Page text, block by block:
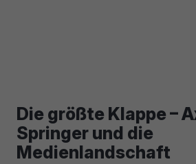
Die größte Klappe –
Springer und die
Medienlandschaft